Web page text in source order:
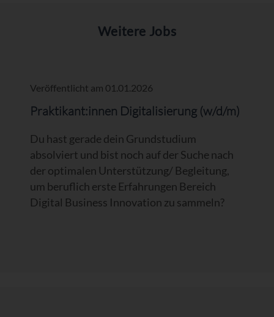
Weitere Jobs
Veröffentlicht am 01.01.2026
Praktikant:innen Digitalisierung (w/d/m)
Du hast gerade dein Grundstudium
absolviert und bist noch auf der Suche nach
der optimalen Unterstützung/ Begleitung,
um beruflich erste Erfahrungen Bereich
Digital Business Innovation zu sammeln?